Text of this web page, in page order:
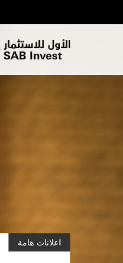
اعلانات هامة